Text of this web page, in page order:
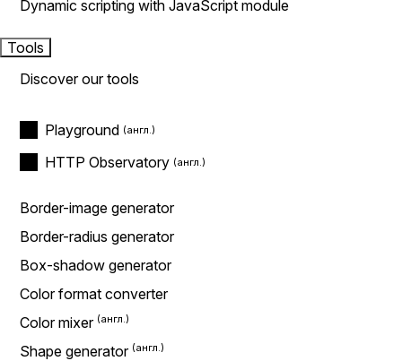
Dynamic scripting with JavaScript module
Tools
Discover our tools
Playground
HTTP Observatory
Border-image generator
Border-radius generator
Box-shadow generator
Color format converter
Color mixer
Shape generator